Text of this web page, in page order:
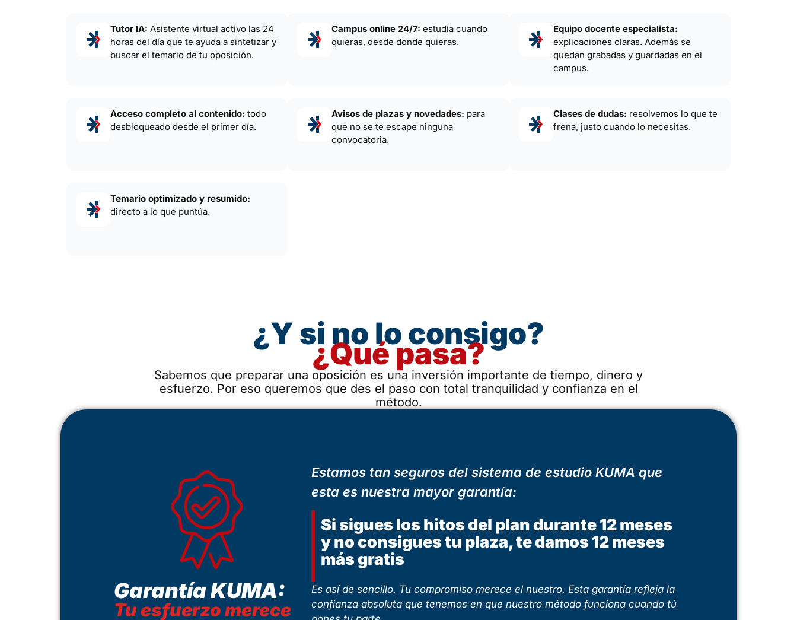
Tutor IA: Asistente virtual activo las 24
horas del día que te ayuda a sintetizar y
buscar el temario de tu oposición.
Campus online 24/7: estudia cuando
quieras, desde donde quieras.
Equipo docente especialista:
explicaciones claras. Además se
quedan grabadas y guardadas en el
campus.
Acceso completo al contenido: todo
desbloqueado desde el primer día.
Avisos de plazas y novedades: para
que no se te escape ninguna
convocatoria.
Clases de dudas: resolvemos lo que te
frena, justo cuando lo necesitas.
Temario optimizado y resumido:
directo a lo que puntúa.
¿Y si no lo consigo?
¿Qué pasa?
Sabemos que preparar una oposición es una inversión importante de tiempo, dinero y
esfuerzo. Por eso queremos que des el paso con total tranquilidad y confianza en el
método.
Garantía KUMA:
Tu esfuerzo merece
Estamos tan seguros del sistema de estudio KUMA que
esta es nuestra mayor garantía:
Si sigues los hitos del plan durante 12 meses
y no consigues tu plaza, te damos 12 meses
más gratis
Es así de sencillo. Tu compromiso merece el nuestro. Esta garantía refleja la
confianza absoluta que tenemos en que nuestro método funciona cuando tú